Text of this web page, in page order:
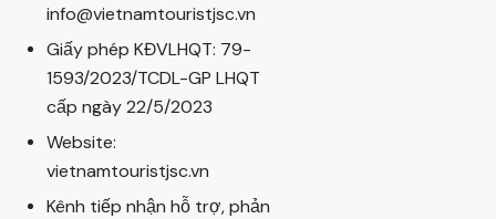
info@vietnamtouristjsc.vn
Giấy phép KĐVLHQT: 79-
1593/2023/TCDL-GP LHQT
cấp ngày 22/5/2023
Website:
vietnamtouristjsc.vn
Kênh tiếp nhận hỗ trợ, phản